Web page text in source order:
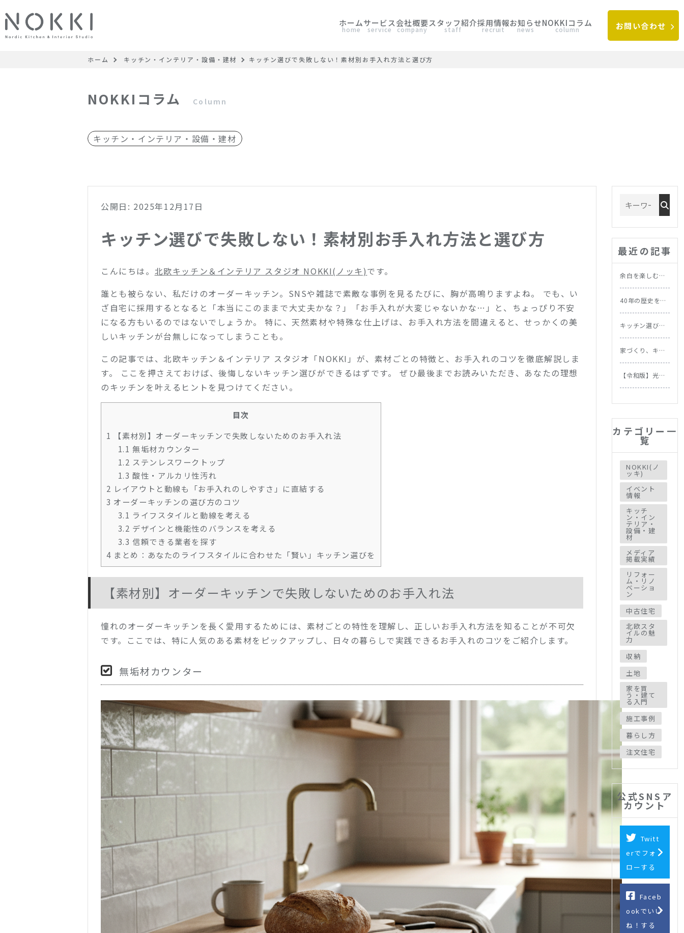
ホーム
home
サービス
service
会社概要
company
スタッフ紹介
staff
採用情報
recruit
お知らせ
news
NOKKIコラム
column お問い合わせ
ホーム キッチン・インテリア・設備・建材 キッチン選びで失敗しない！素材別お手入れ方法と選び方
NOKKIコラム Column
キッチン・インテリア・設備・建材
公開日: 2025年12月17日
キッチン選びで失敗しない！素材別お手入れ方法と選び方
こんにちは。 北欧キッチン＆インテリア スタジオ NOKKI(ノッキ)です。
誰とも被らない、私だけのオーダーキッチン。SNSや雑誌で素敵な事例を見るたびに、胸が高鳴りますよね。 でも、い
ざ自宅に採用するとなると「本当にこのままで大丈夫かな？」「お手入れが大変じゃないかな…」と、ちょっぴり不安
になる方もいるのではないでしょうか。 特に、天然素材や特殊な仕上げは、お手入れ方法を間違えると、せっかくの美
しいキッチンが台無しになってしまうことも。
この記事では、北欧キッチン＆インテリア スタジオ「NOKKI」が、素材ごとの特徴と、お手入れのコツを徹底解説しま
す。 ここを押さえておけば、後悔しないキッチン選びができるはずです。 ぜひ最後までお読みいただき、あなたの理想
のキッチンを叶えるヒントを見つけてください。
目次
1
【素材別】オーダーキッチンで失敗しないためのお手入れ法
1.1 無垢材カウンター
1.2 ステンレスワークトップ
1.3 酸性・アルカリ性汚れ
2 レイアウトと動線も「お手入れのしやすさ」に直結する
3 オーダーキッチンの選び方のコツ
3.1 ライフスタイルと動線を考える
3.2 デザインと機能性のバランスを考える
3.3 信頼できる業者を探す
4 まとめ：あなたのライフスタイルに合わせた「賢い」キッチン選びを
【素材別】オーダーキッチンで失敗しないためのお手入れ法
憧れのオーダーキッチンを長く愛用するためには、素材ごとの特性を理解し、正しいお手入れ方法を知ることが不可欠
です。ここでは、特に人気のある素材をピックアップし、日々の暮らしで実践できるお手入れのコツをご紹介します。
無垢材カウンター
最近の記事
余白を楽しむ北
取り入れたい習
慣
40年の歴史を持
ーション｜施工
事例
キッチン選びで
法と選び方
家づくり、キッ
案する理想の家
づくりの順番
【令和版】光熱
きる住まいの省
機の節約効果を
徹底比較
カテゴリー一
覧
NOKKI(ノ
ッキ)
イベント
情報
キッチ
ン・イン
テリア・
設備・建
材
メディア
掲載実績
リフォー
ム・リノ
ベーショ
ン
中古住宅
北欧スタ
イルの魅
力
収納
土地
家を買
う・建て
る入門
施工事例
暮らし方
注文住宅
公式SNSア
カウント
Twitt
erでフォ
ローする
Faceb
ookでいい
ね！する